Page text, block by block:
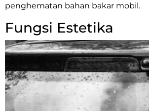
penghematan bahan bakar mobil.
Fungsi Estetika